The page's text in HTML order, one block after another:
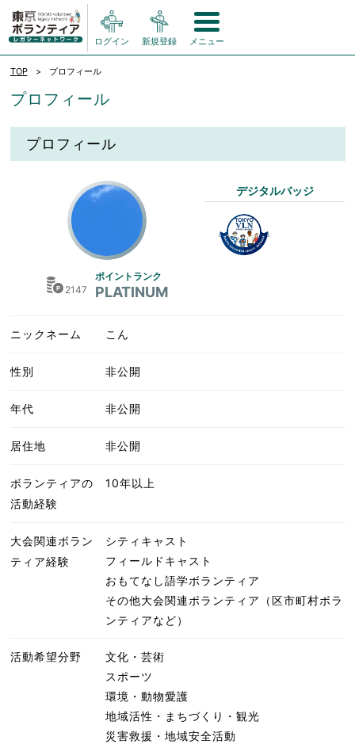
ログイン 新規登録 メニュー
TOP プロフィール
プロフィール
プロフィール
2147
ポイントランク
PLATINUM
デジタルバッジ
ニックネーム こん
性別 非公開
年代 非公開
居住地 非公開
ボランティアの
活動経験
10年以上
大会関連ボラン
ティア経験
シティキャスト
フィールドキャスト
おもてなし語学ボランティア
その他大会関連ボランティア（区市町村ボラ
ンティアなど）
活動希望分野
文化・芸術
スポーツ
環境・動物愛護
地域活性・まちづくり・観光
災害救援・地域安全活動